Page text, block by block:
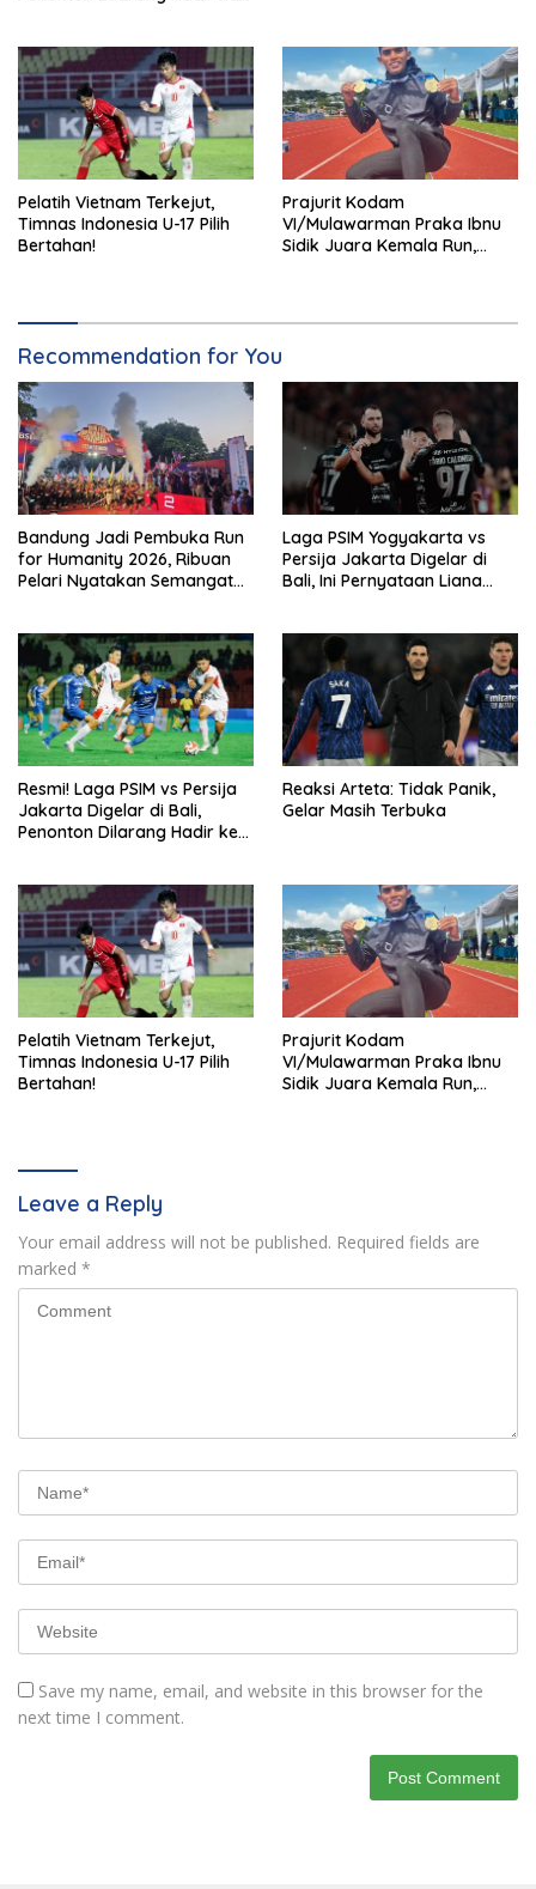
Pelatih Vietnam Terkejut,
Timnas Indonesia U-17 Pilih
Bertahan!
Prajurit Kodam
VI/Mulawarman Praka Ibnu
Sidik Juara Kemala Run,
Recommendation for You
Bandung Jadi Pembuka Run
for Humanity 2026, Ribuan
Pelari Nyatakan Semangat
Laga PSIM Yogyakarta vs
Persija Jakarta Digelar di
Bali, Ini Pernyataan Liana
Resmi! Laga PSIM vs Persija
Jakarta Digelar di Bali,
Penonton Dilarang Hadir ke
Reaksi Arteta: Tidak Panik,
Gelar Masih Terbuka
Pelatih Vietnam Terkejut,
Timnas Indonesia U-17 Pilih
Bertahan!
Prajurit Kodam
VI/Mulawarman Praka Ibnu
Sidik Juara Kemala Run,
Leave a Reply
Your email address will not be published. Required fields are
marked *
Save my name, email, and website in this browser for the
next time I comment.